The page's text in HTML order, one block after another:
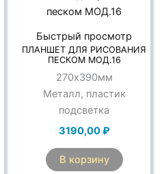
Быстрый просмотр
ПЛАНШЕТ ДЛЯ РИСОВАНИЯ
ПЕСКОМ МОД.16
270х390мм
Металл, пластик
подсветка
3190,00₽
В корзину